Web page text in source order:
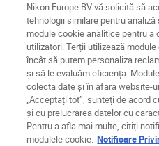
MD Nikon Sites
Contactaţi-ne
Politică de
Termeni de utilizare
Notificare privind
© 2026 Nikon
Nikon Europe BV vă solicită să
tehnologii similare pentru
module cookie analitice pentru
utilizatori. Terții utilizează
încât să putem personaliza
și să le evaluăm eficiența.
colecta date și în afara website-
„Acceptați tot”, sunteți de acord
și cu prelucrarea datelor cu
Pentru a afla mai multe, citiți
modulele cookie. Notificare